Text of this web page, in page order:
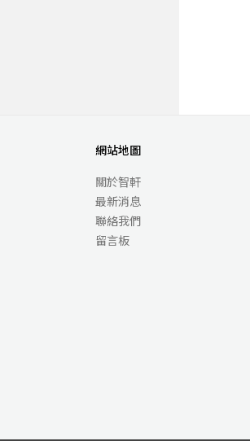
網站地圖
關於智軒
最新消息
聯絡我們
留言板